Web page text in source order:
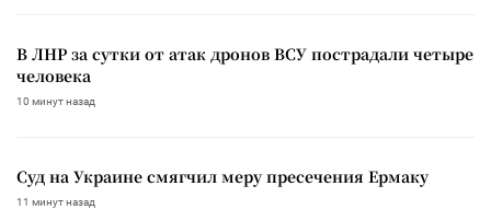
В ЛНР за сутки от атак дронов ВСУ пострадали четыре
человека
10 минут назад
Суд на Украине смягчил меру пресечения Ермаку
11 минут назад